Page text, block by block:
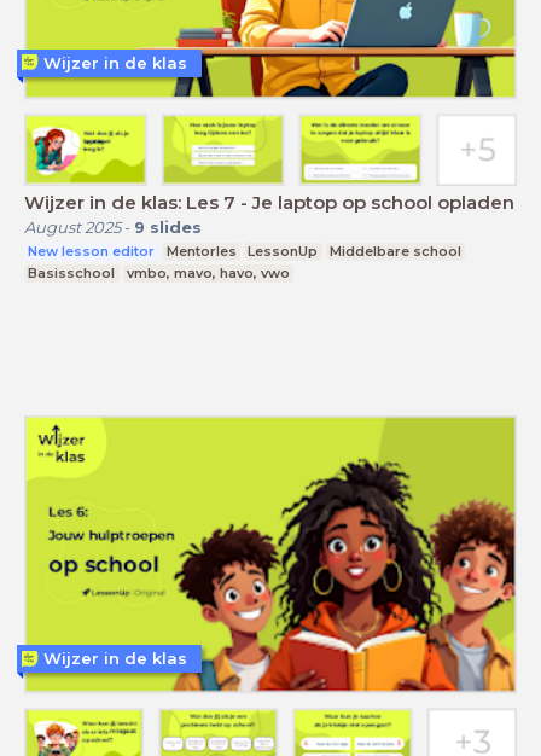
Wijzer in de klas: Les 7 - Je laptop op school opladen
August 2025- 9 slides
New lesson editor Mentorles LessonUp
Middelbare school
Basisschool
vmbo, mavo, havo, vwo
Wijzer in de klas
Wijzer in de klas